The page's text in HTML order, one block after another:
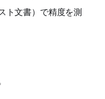
ト文書）で精度を測